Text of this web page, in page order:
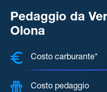
Pedaggio da
Olona
COSTI,
Costo carburante*
Costo pedaggio